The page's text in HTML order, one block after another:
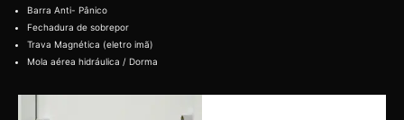
Barra Anti- Pânico
Fechadura de sobrepor
Trava Magnética (eletro imã)
Mola aérea hidráulica / Dorma